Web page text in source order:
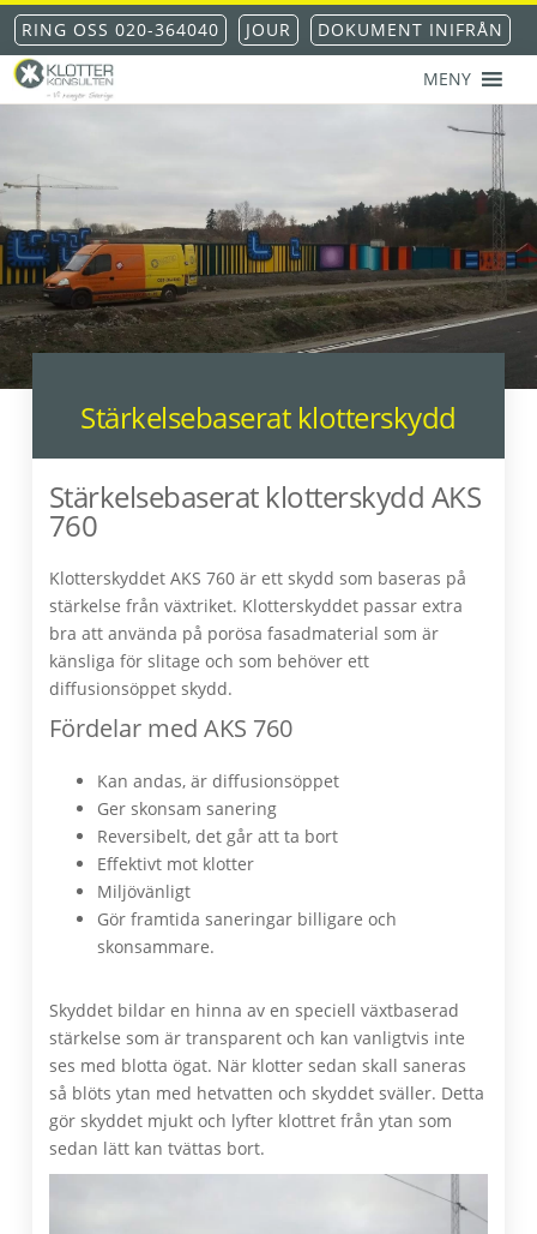
Hoppa
till
huvudnavigering
Hoppa
till
huvudinnehåll
Hoppa
till
sidfot
RING OSS 020-364040 JOUR DOKUMENT INIFRÅN
klotterskydd
klotterförsäkring
MENY
Stärkelsebaserat klotterskydd
Stärkelsebaserat klotterskydd AKS
760
Klotterskyddet AKS 760 är ett skydd som baseras på
stärkelse från växtriket. Klotterskyddet passar extra
bra att använda på porösa fasadmaterial som är
känsliga för slitage och som behöver ett
diffusionsöppet skydd.
Fördelar med AKS 760
Kan andas, är diffusionsöppet
Ger skonsam sanering
Reversibelt, det går att ta bort
Effektivt mot klotter
Miljövänligt
Gör framtida saneringar billigare och
skonsammare.
Skyddet bildar en hinna av en speciell växtbaserad
stärkelse som är transparent och kan vanligtvis inte
ses med blotta ögat. När klotter sedan skall saneras
så blöts ytan med hetvatten och skyddet sväller. Detta
gör skyddet mjukt och lyfter klottret från ytan som
sedan lätt kan tvättas bort.